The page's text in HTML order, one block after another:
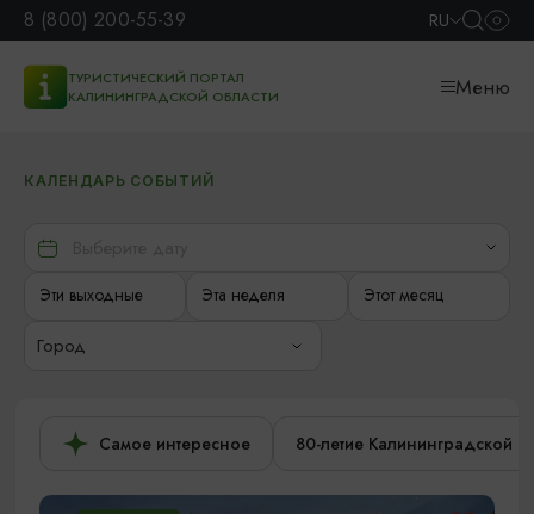
8 (800) 200-55-39 RU
ТУРИСТИЧЕСКИЙ ПОРТАЛ
КАЛИНИНГРАДСКОЙ ОБЛАСТИ
Меню
КАЛЕНДАРЬ СОБЫТИЙ
Эти выходные Эта неделя Этот месяц
Город
Самое интересное 80-летие Калининградской